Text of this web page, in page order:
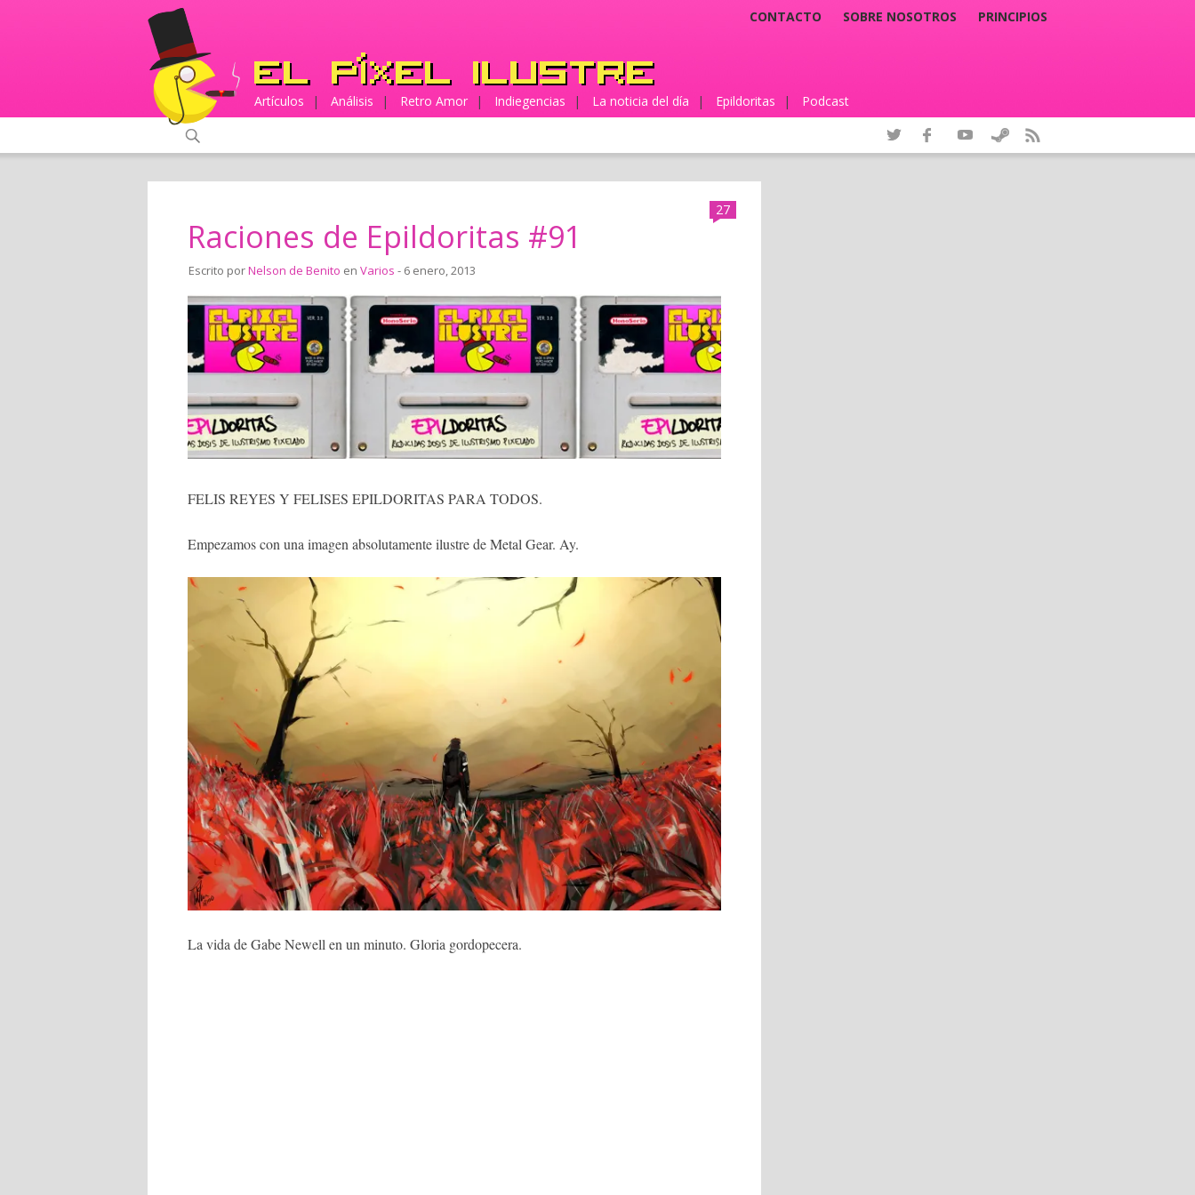
CONTACTO SOBRE NOSOTROS PRINCIPIOS
Artículos | Análisis | Retro Amor | Indiegencias | La noticia del día | Epildoritas | Podcast
27
Raciones de Epildoritas #91
Escrito porNelson de Benito en Varios - 6 enero, 2013
FELIS REYES Y FELISES EPILDORITAS PARA TODOS.
Empezamos con una imagen absolutamente ilustre de Metal Gear. Ay.
La vida de Gabe Newell en un minuto. Gloria gordopecera.